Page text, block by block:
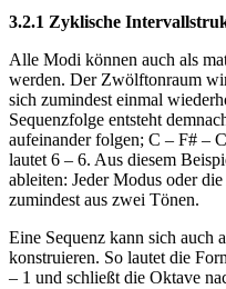
3.2.1 Zyklische
Alle Modi können auch als
werden. Der Zwölftonraum
sich zumindest einmal
Sequenzfolge entsteht
aufeinander folgen; C – F# –
lautet 6 – 6. Aus diesem
ableiten: Jeder Modus oder
zumindest aus zwei Tönen.
Eine Sequenz kann sich auch
konstruieren. So lautet die
– 1 und schließt die Oktave